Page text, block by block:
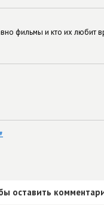
фильмы и кто их любит
оставить